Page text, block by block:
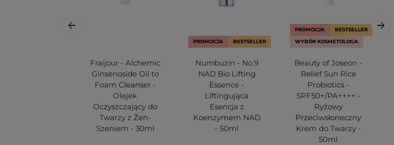
Fraijour - Alchemic
Ginsenoside Oil to
Foam Cleanser -
Olejek
Oczyszczający do
Twarzy z Żeń-
Szeniem - 30ml
PROMOCJA BESTSELLER
Numbuzin - No.9
NAD Bio Lifting
Essence -
Liftingująca
Esencja z
Koenzymem NAD
- 50ml
PROMOCJA
BESTSELLER
WYBÓR KOSMETOLOGA
Beauty of Joseon -
Relief Sun Rice
Probiotics -
SPF50+/PA++++ -
Ryżowy
Przeciwsłoneczny
Krem do Twarzy -
50ml